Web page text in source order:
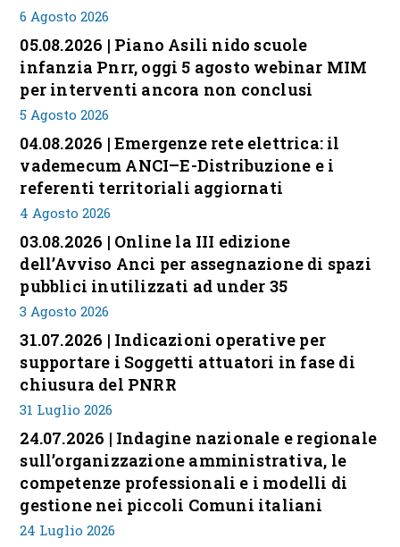
6 Agosto 2026
05.08.2026 | Piano Asili nido scuole
infanzia Pnrr, oggi 5 agosto webinar MIM
per interventi ancora non conclusi
5 Agosto 2026
04.08.2026 | Emergenze rete elettrica: il
vademecum ANCI–E-Distribuzione e i
referenti territoriali aggiornati
4 Agosto 2026
03.08.2026 | Online la III edizione
dell’Avviso Anci per assegnazione di spazi
pubblici inutilizzati ad under 35
3 Agosto 2026
31.07.2026 | Indicazioni operative per
supportare i Soggetti attuatori in fase di
chiusura del PNRR
31 Luglio 2026
24.07.2026 | Indagine nazionale e regionale
sull’organizzazione amministrativa, le
competenze professionali e i modelli di
gestione nei piccoli Comuni italiani
24 Luglio 2026